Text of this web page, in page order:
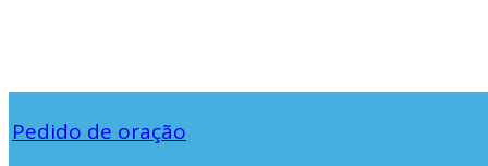
Pedido de oração